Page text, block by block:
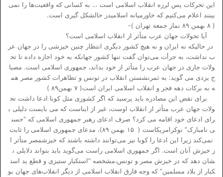
این تحرکات پس لرزه انقلاب اسلامی است … به کسانی که واقعیت‌ها را نمی‌
بینند اعلام می‌کنیم که خاورمیانه اسلامیدر حالشکل گیری است.
( ۸ بهمن ۸۹ نماز جمعه تهران )-
آیا تحولات جهان عرب متأثر از انقلاب اسلامی است؟
در حالیکه نه ایران و نه هیچ کشور دیگری انتظار چنین خیزشی را در جهان عر
ب نداشت، به جرأت می‌توان گفت تنها کشور جهانکه به خود اجازه داده تا تح
ولات جاری در جهان عرب را متأثر از خود بداند، جمهوری اسلامی است. مصبا
ح یزدی می گوید: به ثمرنشستن انقلاب در تونس و تظاهرات کشور مصر هم
ه به برکات دهه فجر و انقلاب اسلامی ایران است( ۷ بهمن۸۹ )
برای نقض این مصادره باید پرسید که اگر کشوری مثل کوبا ادعا داشت تح
ولات جهان عرب متأثر از انقلاب اوست، غیر از ایناست که می بایست دلیلی ب
رای ادعای خود اقامه می کرد؟ صرف ادعای رهبر جمهوری اسلامی که “حسن
ی نامبارک” نوکرامریکاست ( ۱۵ بهمن ۸۹)، مدعای جمهوری اسلامی را ثابت
نمی‌کند زیرا این ادعا را کوبا نیز می‌توانند داشته باشند که خیزشمصر متأثر ا
ز خیزش آنان است. اگر جمهوری اسلامی راست می‌گوید باید بتواند دلایلی ن
شان دهد که در خیزش مصر و تونس،مشخصه “استکبار ستیزی و قطع ید است
کبار از بلاد مسلمین” که وجه فارق انقلاب اسلامی از دیگر انقلاب‌های جهان بو